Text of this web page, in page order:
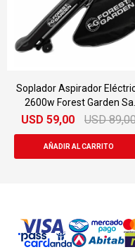
Motosierra Gasolina
Espada 18" Mo
USD 75,00 USD